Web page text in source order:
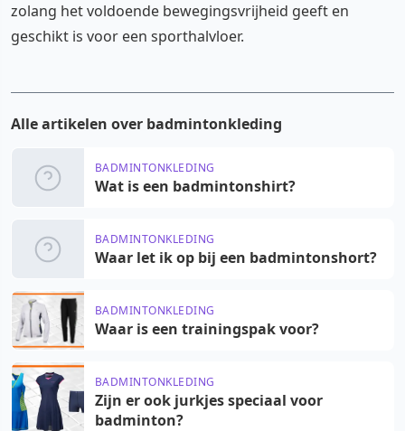
zolang het voldoende bewegingsvrijheid geeft en
geschikt is voor een sporthalvloer.
Alle artikelen over badmintonkleding
BADMINTONKLEDING
Wat is een badmintonshirt?
BADMINTONKLEDING
Waar let ik op bij een badmintonshort?
BADMINTONKLEDING
Waar is een trainingspak voor?
BADMINTONKLEDING
Zijn er ook jurkjes speciaal voor
badminton?